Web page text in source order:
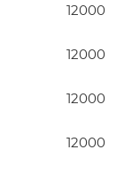
12000
12000
12000
12000